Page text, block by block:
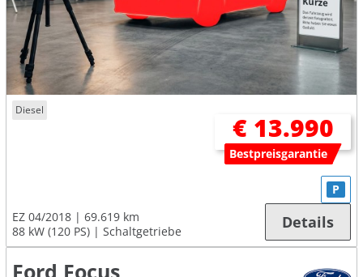
Diesel
€ 13.990
Bestpreisgarantie
EZ 04/2018
69.619 km
88 kW (120 PS)
Schaltgetriebe
P
Details
Ford Focus